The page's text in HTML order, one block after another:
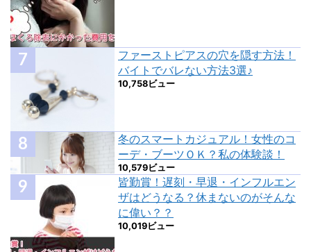
ファーストピアスの穴を隠す方法！
バイトでバレない方法3選♪
10,758ビュー
冬のスマートカジュアル！女性のコ
ーデ・ブーツＯＫ？私の体験談！
10,579ビュー
皆勤賞！遅刻・早退・インフルエン
ザはどうなる？休まないのがそんな
に偉い？？
10,019ビュー